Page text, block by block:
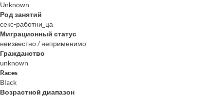
Unknown
Род занятий
секс-работни_ца
Миграционный статус
неизвестно / неприменимо
Гражданство
unknown
Races
Black
Возрастной диапазон